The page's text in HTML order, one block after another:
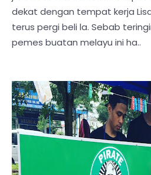
dekat dengan tempat kerja
terus pergi beli la. Sebab
pemes buatan melayu ini ha..